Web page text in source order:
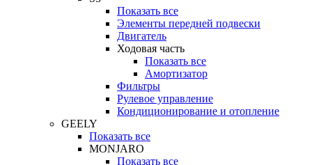
Показать все
Элементы передней подвески
Двигатель
Ходовая часть
Показать все
Амортизатор
Фильтры
Рулевое управление
Кондиционирование и отопление
GEELY
Показать все
MONJARO
Показать все